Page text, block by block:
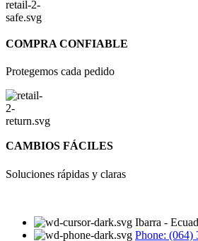
COMPRA CONFIABLE
Protegemos cada pedido
CAMBIOS FÁCILES
Soluciones rápidas y claras
Ibarra -
Phone: (064)